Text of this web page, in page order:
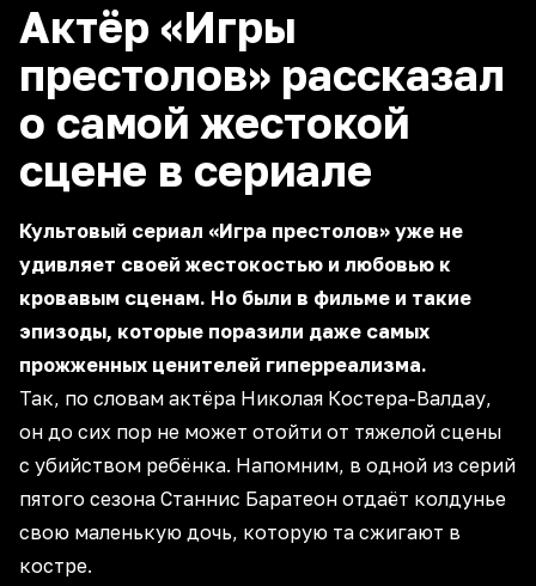
Актёр «Игры
престолов» рассказал
о самой жестокой
сцене в сериале
Культовый сериал «Игра престолов» уже не
удивляет своей жестокостью и любовью к
кровавым сценам. Но были в фильме и такие
эпизоды, которые поразили даже самых
прожженных ценителей гиперреализма.
Так, по словам актёра Николая Костера-Валдау,
он до сих пор не может отойти от тяжелой сцены
с убийством ребёнка. Напомним, в одной из серий
пятого сезона Станнис Баратеон отдаёт колдунье
свою маленькую дочь, которую та сжигают в
костре.